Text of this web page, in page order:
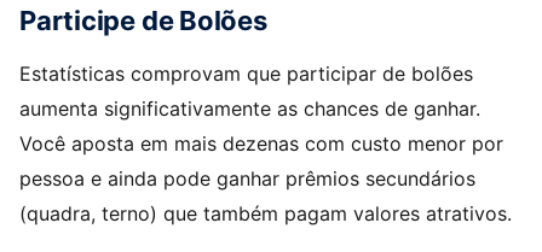
Participe de Bolões
Estatísticas comprovam que participar de bolões
aumenta significativamente as chances de ganhar.
Você aposta em mais dezenas com custo menor por
pessoa e ainda pode ganhar prêmios secundários
(quadra, terno) que também pagam valores atrativos.